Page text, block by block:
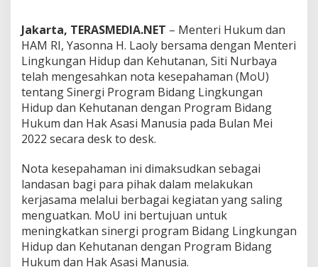
m
a
n
d
e
n
g
a
M
n
k
u
m
H
A
M
Jakarta, TERASMEDIA.NET – Menteri Hukum dan
HAM RI, Yasonna H. Laoly bersama dengan Menteri
Lingkungan Hidup dan Kehutanan, Siti Nurbaya
telah mengesahkan nota kesepahaman (MoU)
tentang Sinergi Program Bidang Lingkungan
Hidup dan Kehutanan dengan Program Bidang
Hukum dan Hak Asasi Manusia pada Bulan Mei
2022 secara desk to desk.
Nota kesepahaman ini dimaksudkan sebagai
landasan bagi para pihak dalam melakukan
kerjasama melalui berbagai kegiatan yang saling
menguatkan. MoU ini bertujuan untuk
meningkatkan sinergi program Bidang Lingkungan
Hidup dan Kehutanan dengan Program Bidang
Hukum dan Hak Asasi Manusia.